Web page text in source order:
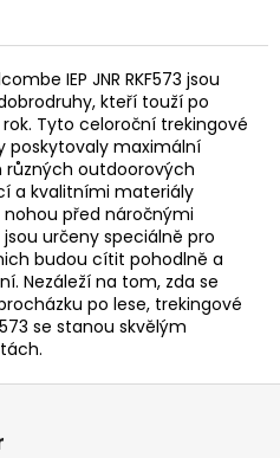
IEP JNR RKF573 jsou
kteří touží po
Tyto celoroční trekingové
poskytovaly maximální
outdoorových
a kvalitními materiály
před náročnými
určeny speciálně pro
budou cítit pohodlně a
Nezáleží na tom, zda se
po lese, trekingové
se stanou skvělým